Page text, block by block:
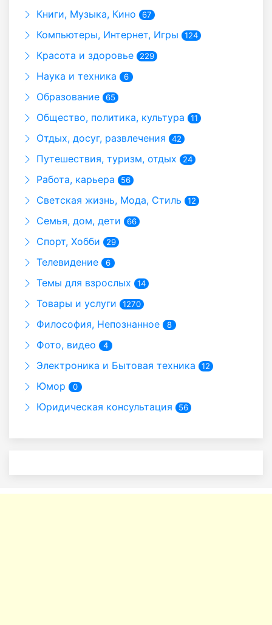
Книги, Музыка, Кино 67
Компьютеры, Интернет, Игры 124
Красота и здоровье 229
Наука и техника 6
Образование 65
Общество, политика, культура 11
Отдых, досуг, развлечения 42
Путешествия, туризм, отдых 24
Работа, карьера 56
Светская жизнь, Мода, Стиль 12
Семья, дом, дети 66
Спорт, Хобби 29
Телевидение 6
Темы для взрослых 14
Товары и услуги 1270
Философия, Непознанное 8
Фото, видео 4
Электроника и Бытовая техника 12
Юмор 0
Юридическая консультация 56